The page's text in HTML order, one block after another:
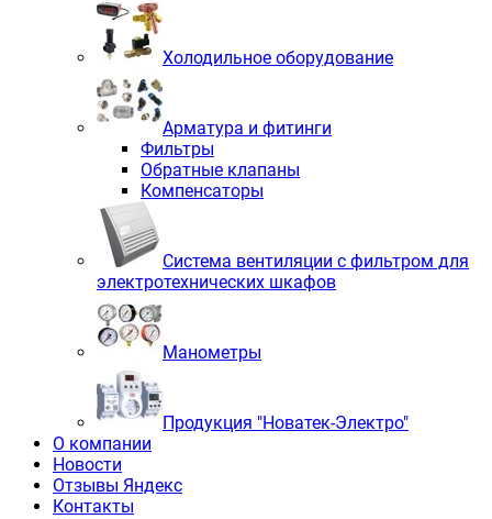
Холодильное оборудование
Арматура и фитинги
Фильтры
Обратные клапаны
Компенсаторы
Система вентиляции с фильтром для
электротехнических шкафов
Манометры
Продукция "Новатек-Электро"
О компании
Новости
Отзывы Яндекс
Контакты